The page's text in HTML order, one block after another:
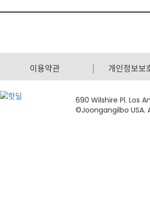
이용약관 개인정보보
690 Wilshire Pl. Los
©Joongangilbo USA.